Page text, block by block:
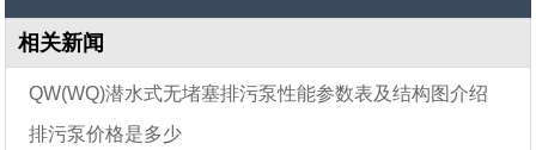
相关新闻
QW(WQ)潜水式无堵塞排污泵性能参数表及结构图介绍
排污泵价格是多少